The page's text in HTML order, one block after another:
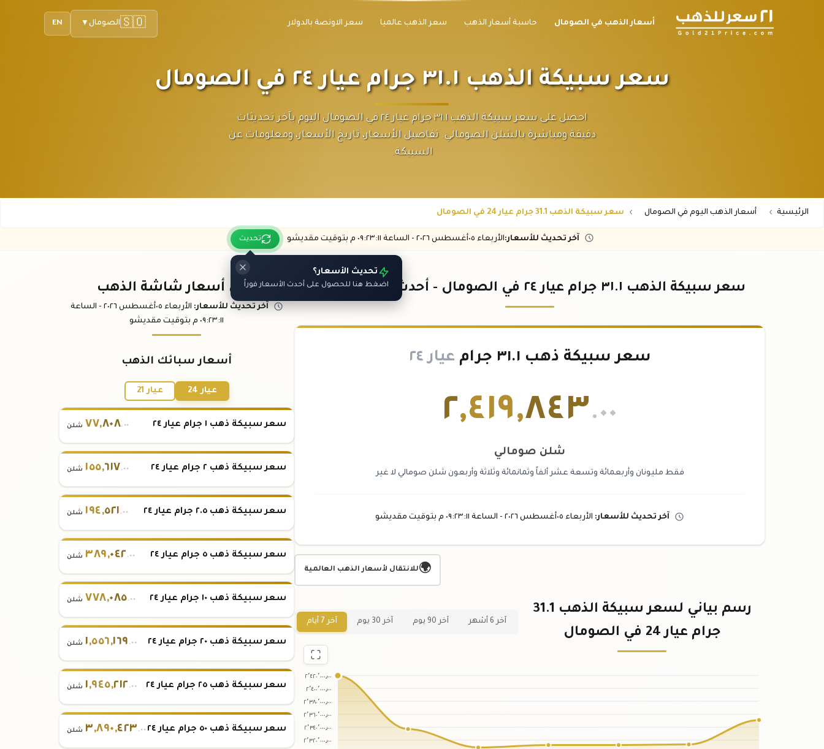
أسعار الذهب في الصومال حاسبة أسعار الذهب سعر الذهب عالميا سعر الاونصة بالدولار EN 🇸🇴الصومال ▼
سعر سبيكة الذهب ٣١.١ جرام عيار ٢٤ في الصومال
احصل على سعر سبيكة الذهب ٣١.١ جرام عيار ٢٤ في الصومال اليوم بآخر تحديثات
دقيقة ومباشرة بالشلن الصومالي. تفاصيل الأسعار، تاريخ الأسعار، ومعلومات عن
السبيكة.
الرئيسية أسعار الذهب اليوم في الصومال سعر سبيكة الذهب 31.1 جرام عيار 24 في الصومال
آخر تحديث للأسعار:الأربعاء ٠٥ أغسطس ٢٠٢٦ - الساعة :١١ م بتوقيت مقديشو تحديث
تحديث الأسعار؟
اضغط هنا للحصول على أحدث الأسعار فوراً سعر سبيكة الذهب ٣١.١ جرام عيار ٢٤ في الصومال - أحدث تحديث اليوم
سعر سبيكة ذهب ٣١.١ جرام عيار ٢٤
٢,٤١٩,٨٤٣.٠٠
شلن صومالي
فقط مليونان وأربعمائة وتسعة عشر ألفاً وثمانمائة وثلاثة وأربعون شلن صومالي لا غير
آخر تحديث للأسعار: الأربعاء ٠٥ أغسطس ٢٠٢٦ - الساعة :١١ م بتوقيت مقديشو
🌍للانتقال لأسعار الذهب العالمية
رسم بياني لسعر سبيكة الذهب 31.1
جرام عيار 24 في الصومال
آخر 6 أشهر آخر 90 يوم آخر 30 يوم آخر 7 أيام
٢٬٤٢٠٬٠٠٠٫٠٠
٢٬٤٠٠٬٠٠٠٫٠٠
٢٬٣٨٠٬٠٠٠٫٠٠
٢٬٣٦٠٬٠٠٠٫٠٠
٢٬٣٤٠٬٠٠٠٫٠٠
٢٬٣٢٠٬٠٠٠٫٠٠
باقي أسعار شاشة الذهب
آخر تحديث للأسعار: الأربعاء ٠٥ أغسطس ٢٠٢٦ -
الساعة
٠٩:٢٣:١١ م بتوقيت مقديشو
أسعار سبائك الذهب
عيار 24 عيار 21
سعر سبيكة ذهب ١ جرام عيار ٢٤ ٧٧,٨٠٨.٠٠ شلن
سعر سبيكة ذهب ٢ جرام عيار ٢٤ ١٥٥,٦١٧ .٠٠ شلن
سعر سبيكة ذهب ٢.٥ جرام عيار ٢٤ ١٩٤,٥٢١ .٠٠ شلن
سعر سبيكة ذهب ٥ جرام عيار ٢٤ ٣٨٩,٠٤٢ .٠٠ شلن
سعر سبيكة ذهب ١٠ جرام عيار ٢٤ ٧٧٨,٠٨٥.٠٠ شلن
سعر سبيكة ذهب ٢٠ جرام عيار ٢٤ ١,٥٥٦,١٦٩ .٠٠ شلن
سعر سبيكة ذهب ٢٥ جرام عيار ٢٤ ١,٩٤٥,٢١٢ .٠٠ شلن
سعر سبيكة ذهب ٥٠ جرام عيار ٢٤ ٣,٨٩٠,٤٢٣ .٠٠ شلن